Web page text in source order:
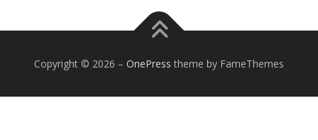
Copyright © 2026 – OnePress theme by FameThemes